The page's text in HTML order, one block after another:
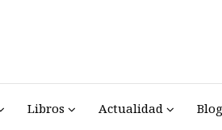
Libros Actualidad